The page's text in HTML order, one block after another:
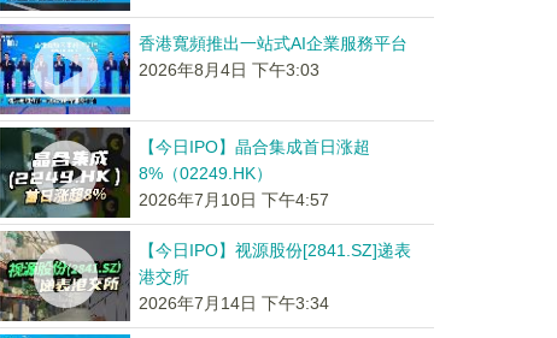
香港寬頻推出一站式AI企業服務平台
2026年8月4日 下午3:03
【今日IPO】晶合集成首日涨超
8%（02249.HK）
2026年7月10日 下午4:57
【今日IPO】视源股份[2841.SZ]递表
港交所
2026年7月14日 下午3:34